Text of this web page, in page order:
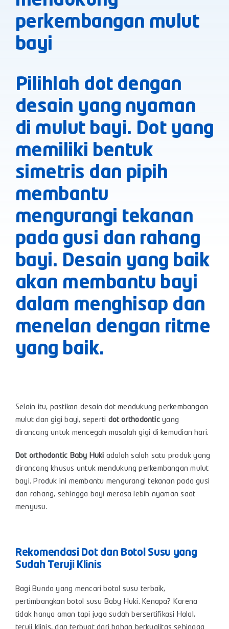
perkembangan mulut
bayi
Pilihlah dot dengan
desain yang nyaman
di mulut bayi. Dot yang
memiliki bentuk
simetris dan pipih
membantu
mengurangi tekanan
pada gusi dan rahang
bayi. Desain yang baik
akan membantu bayi
dalam menghisap dan
menelan dengan ritme
yang baik.
Selain itu, pastikan desain dot mendukung perkembangan
mulut dan gigi bayi, seperti dot orthodonticyang
dirancang untuk mencegah masalah gigi di kemudian hari.
Dot orthodontic Baby Huki adalah salah satu produk yang
dirancang khusus untuk mendukung perkembangan mulut
bayi. Produk ini membantu mengurangi tekanan pada gusi
dan rahang, sehingga bayi merasa lebih nyaman saat
menyusu.
Rekomendasi Dot dan Botol Susu yang
Sudah Teruji Klinis
Bagi Bunda yang mencari botol susu terbaik,
pertimbangkan botol susu Baby Huki. Kenapa? Karena
tidak hanya aman tapi juga sudah bersertifikasi Halal,